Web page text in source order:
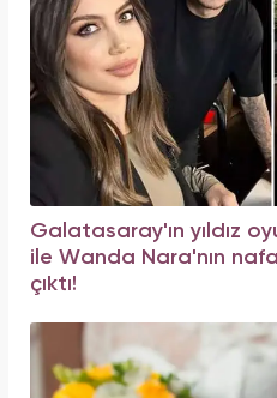
Galatasaray'ın yıldız
ile Wanda Nara'nın
çıktı!